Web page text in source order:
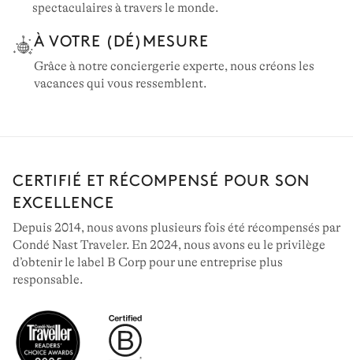
spectaculaires à travers le monde.
À VOTRE (DÉ)MESURE
Grâce à notre conciergerie experte, nous créons les
vacances qui vous ressemblent.
CERTIFIÉ ET RÉCOMPENSÉ POUR SON
EXCELLENCE
Depuis 2014, nous avons plusieurs fois été récompensés par
Condé Nast Traveler. En 2024, nous avons eu le privilège
d’obtenir le label B Corp pour une entreprise plus
responsable.